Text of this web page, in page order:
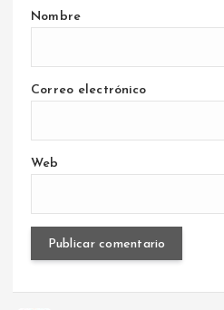
Nombre
Correo electrónico
Web